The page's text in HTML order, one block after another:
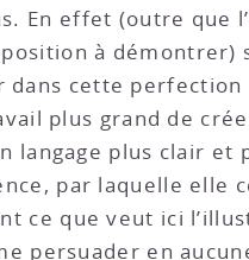
En effet (outre que
à
cette
plus grand de
plus clair et
par laquelle
ce que veut ici
persuader en